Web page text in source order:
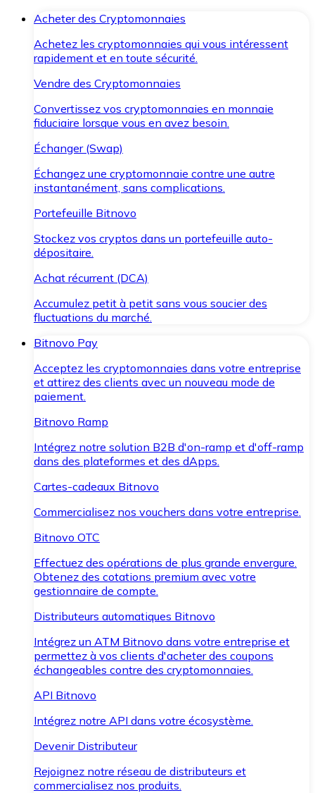
Acheter des Cryptomonnaies
Achetez les cryptomonnaies qui vous intéressent
rapidement et en toute sécurité.
Vendre des Cryptomonnaies
Convertissez vos cryptomonnaies en monnaie
fiduciaire lorsque vous en avez besoin.
Échanger (Swap)
Échangez une cryptomonnaie contre une autre
instantanément, sans complications.
Portefeuille Bitnovo
Stockez vos cryptos dans un portefeuille auto-
dépositaire.
Achat récurrent (DCA)
Accumulez petit à petit sans vous soucier des
fluctuations du marché.
Bitnovo Pay
Acceptez les cryptomonnaies dans votre entreprise
et attirez des clients avec un nouveau mode de
paiement.
Bitnovo Ramp
Intégrez notre solution B2B d'on-ramp et d'off-ramp
dans des plateformes et des dApps.
Cartes-cadeaux Bitnovo
Commercialisez nos vouchers dans votre entreprise.
Bitnovo OTC
Effectuez des opérations de plus grande envergure.
Obtenez des cotations premium avec votre
gestionnaire de compte.
Distributeurs automatiques Bitnovo
Intégrez un ATM Bitnovo dans votre entreprise et
permettez à vos clients d'acheter des coupons
échangeables contre des cryptomonnaies.
API Bitnovo
Intégrez notre API dans votre écosystème.
Devenir Distributeur
Rejoignez notre réseau de distributeurs et
commercialisez nos produits.